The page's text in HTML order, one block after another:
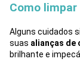
Como limpar
Alguns cuidados
suas alianças de
brilhante e